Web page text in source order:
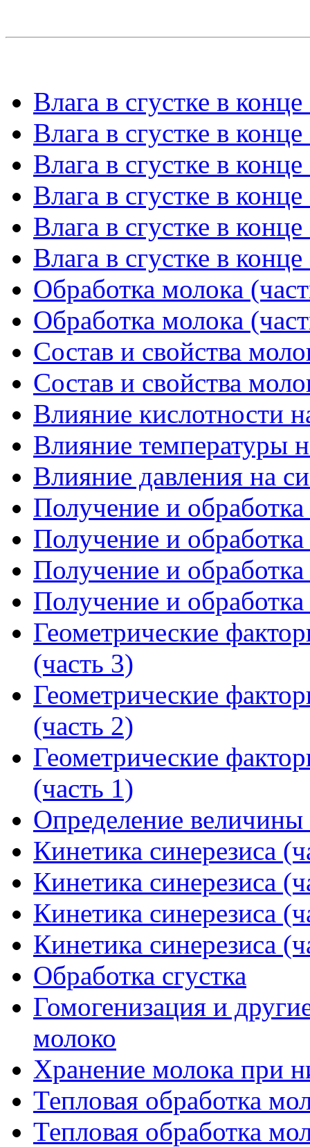
Влага в сгустке в
Влага в сгустке в
Влага в сгустке в
Влага в сгустке в
Влага в сгустке в
Влага в сгустке в
Обработка молока
Обработка молока
Состав и свойства
Состав и свойства
Влияние кислотности
Влияние температуры
Влияние давления на
Получение и обработка
Получение и обработка
Получение и обработка
Получение и обработка
Геометрические
(часть 3)
Геометрические
(часть 2)
Геометрические
(часть 1)
Определение величины
Кинетика синерезиса
Кинетика синерезиса
Кинетика синерезиса
Кинетика синерезиса
Обработка сгустка
Гомогенизация и
молоко
Хранение молока при
Тепловая обработка
Тепловая обработка